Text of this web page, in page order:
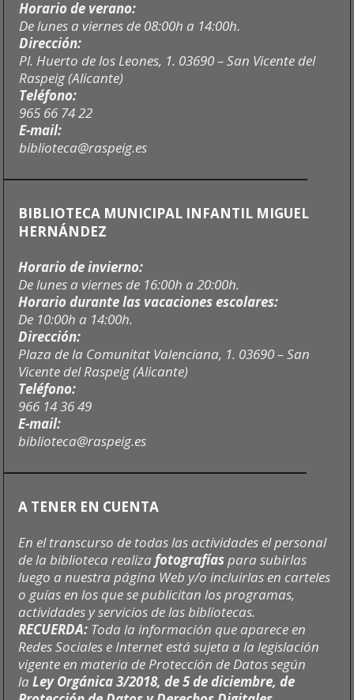
Horario de verano:
De lunes a viernes de 08:00h a 14:00h.
Dirección:
Pl. Huerto de los Leones, 1. 03690 – San Vicente del
Raspeig (Alicante)
Teléfono:
965 66 74 22
E-mail:
biblioteca@raspeig.es
BIBLIOTECA MUNICIPAL INFANTIL MIGUEL
HERNÁNDEZ
Horario de invierno:
De lunes a viernes de 16:00h a 20:00h.
Horario durante las vacaciones escolares:
De 10:00h a 14:00h.
Dirección:
Plaza de la Comunitat Valenciana, 1. 03690 – San
Vicente del Raspeig (Alicante)
Teléfono:
966 14 36 49
E-mail:
biblioteca@raspeig.es
A TENER EN CUENTA
En el transcurso de todas las actividades el personal
de la biblioteca realizafotografíaspara subirlas
luego a nuestra página Web y/o incluirlas en carteles
o guías en los que se publicitan los programas,
actividades y servicios de las bibliotecas.
RECUERDA: Toda la información que aparece en
Redes Sociales e Internet está sujeta a la legislación
vigente en materia de Protección de Datos según
laLey Orgánica 3/2018, de 5 de diciembre, de